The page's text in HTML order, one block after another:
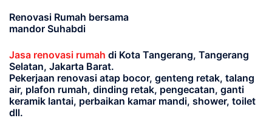
Renovasi Rumah bersama
mandor Suhabdi
Jasa renovasi rumah di Kota Tangerang, Tangerang
Selatan, Jakarta Barat.
Pekerjaan renovasi atap bocor, genteng retak, talang
air, plafon rumah, dinding retak, pengecatan, ganti
keramik lantai, perbaikan kamar mandi, shower, toilet
dll.